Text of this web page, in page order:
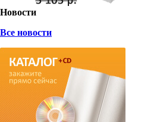
Новости
Все новости